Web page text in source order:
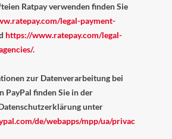
Ratpay verwenden finden Sie
legal-payment-
https://www.ratepay.com/legal-
.
zur Datenverarbeitung bei
PayPal finden Sie in der
unter
de/webapps/mpp/ua/privac